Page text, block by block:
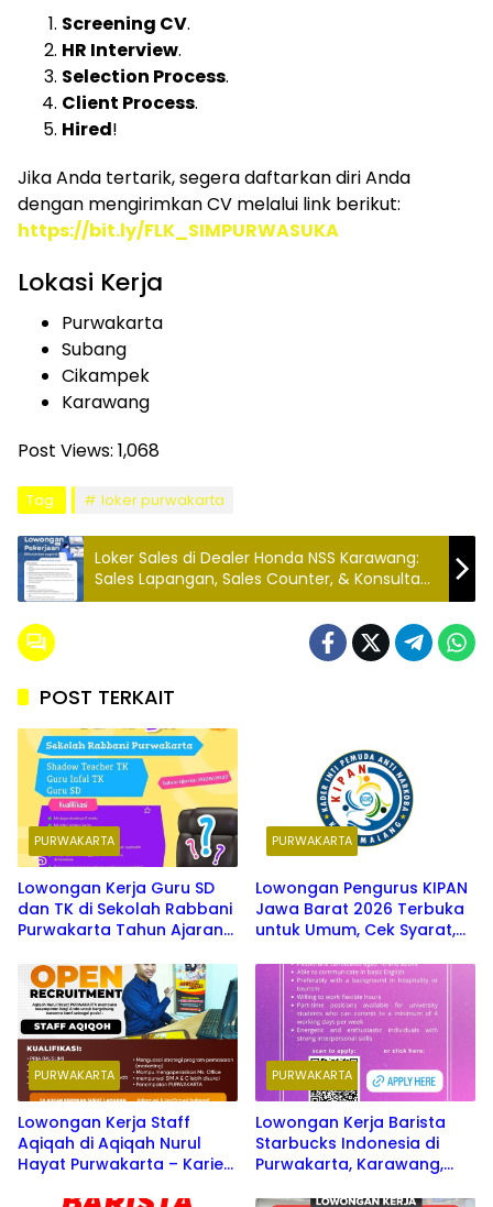
Screening CV.
HR Interview.
Selection Process.
Client Process.
Hired!
Jika Anda tertarik, segera daftarkan diri Anda
dengan mengirimkan CV melalui link berikut:
https://bit.ly/FLK_SIMPURWASUKA
Lokasi Kerja
Purwakarta
Subang
Cikampek
Karawang
Post Views: 1,068
Tag: loker purwakarta
Loker Sales di Dealer Honda NSS Karawang:
Sales Lapangan, Sales Counter, & Konsultan
Bisnis Agen
POST TERKAIT
PURWAKARTA
Lowongan Kerja Guru SD
dan TK di Sekolah Rabbani
Purwakarta Tahun Ajaran
PURWAKARTA
Lowongan Pengurus KIPAN
Jawa Barat 2026 Terbuka
untuk Umum, Cek Syarat,
Wilayah Penempatan
PURWAKARTA
Lowongan Kerja Staff
Aqiqah di Aqiqah Nurul
Hayat Purwakarta – Karier
PURWAKARTA
Lowongan Kerja Barista
Starbucks Indonesia di
Purwakarta, Karawang,